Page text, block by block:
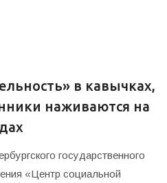
в кавычках,
наживаются на
государственного
«Центр социальной